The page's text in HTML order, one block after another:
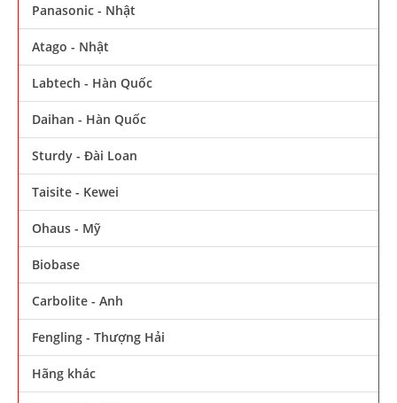
Panasonic - Nhật
Atago - Nhật
Labtech - Hàn Quốc
Daihan - Hàn Quốc
Sturdy - Đài Loan
Taisite - Kewei
Ohaus - Mỹ
Biobase
Carbolite - Anh
Fengling - Thượng Hải
Hãng khác